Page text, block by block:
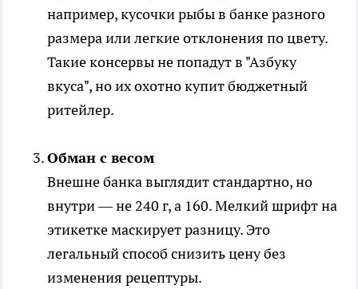
например, кусочки рыбы в банке разного
размера или легкие отклонения по цвету.
Такие консервы не попадут в "Азбуку
вкуса", но их охотно купит бюджетный
ритейлер.
Обман с весом
Внешне банка выглядит стандартно, но
внутри — не 240 г, а 160. Мелкий шрифт на
этикетке маскирует разницу. Это
легальный способ снизить цену без
изменения рецептуры.